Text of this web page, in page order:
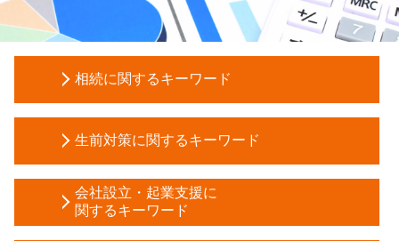
相続に関するキーワード
相続 放棄
所有権移転登記 贈与
代償分割 要件
生前対策に関するキーワード
被後見人 とは
任意後見人 デメリット
会社設立・起業支援に
関するキーワード